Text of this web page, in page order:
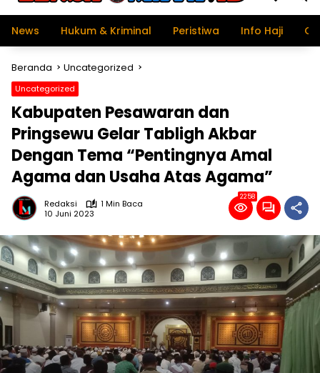
News Hukum & Kriminal Peristiwa Info Haji
Beranda Uncategorized
Uncategorized
Kabupaten Pesawaran dan
Pringsewu Gelar Tabligh Akbar
Dengan Tema “Pentingnya Amal
Agama dan Usaha Atas Agama”
Redaksi
1 Min Baca
10 Juni 2023
2258